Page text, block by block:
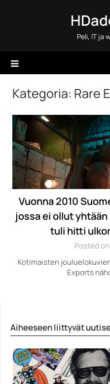
Peli, IT ja
Kategoria: Rare
Vuonna 2010
jossa ei ollut
tuli hitti
Posted on
Kotimaisten
Exports
Aiheeseen liittyvät